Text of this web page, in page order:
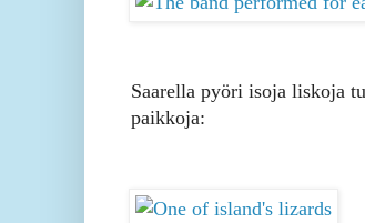
Saarella pyöri isoja liskoja
paikkoja: